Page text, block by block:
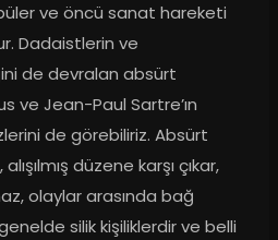
ve öncü sanat hareketi
Dadaistlerin ve
de devralan absürt
ve Jean-Paul Sartre’ın
de görebiliriz. Absürt
düzene karşı çıkar,
olaylar arasında bağ
silik kişiliklerdir ve belli